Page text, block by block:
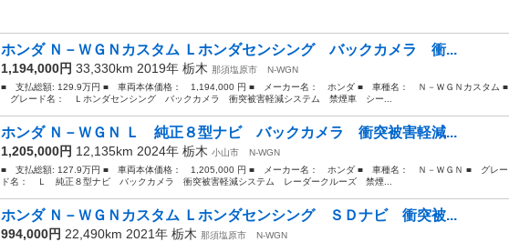
ホンダ Ｎ－ＷＧＮカスタム Ｌホンダセンシング バックカメラ 衝...
1,194,000円 33,330km 2019年 栃木 那須塩原市
N-WGN
■ 支払総額: 129.9万円 ■ 車両本体価格： 1,194,000 円 ■ メーカー名： ホンダ ■ 車種名： Ｎ－ＷＧＮカスタム ■
グレード名： Ｌホンダセンシング バックカメラ 衝突被害軽減システム 禁煙車 シー...
ホンダ Ｎ－ＷＧＮ Ｌ 純正８型ナビ バックカメラ 衝突被害軽減...
1,205,000円 12,135km 2024年 栃木 小山市
N-WGN
■ 支払総額: 127.9万円 ■ 車両本体価格： 1,205,000 円 ■ メーカー名： ホンダ ■ 車種名： Ｎ－ＷＧＮ ■ グレー
ド名： Ｌ 純正８型ナビ バックカメラ 衝突被害軽減システム レーダークルーズ 禁煙...
ホンダ Ｎ－ＷＧＮカスタム Ｌホンダセンシング ＳＤナビ 衝突被...
994,000円 22,490km 2021年 栃木 那須塩原市
N-WGN